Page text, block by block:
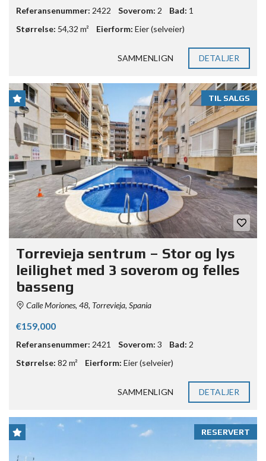
Referansenummer: 2422 Soverom: 2 Bad: 1
Størrelse: 54,32 m² Eierform: Eier (selveier)
SAMMENLIGN DETALJER
TIL SALGS
Torrevieja sentrum – Stor og lys
leilighet med 3 soverom og felles
basseng
Calle Moriones, 48, Torrevieja, Spania
€159,000
Referansenummer: 2421 Soverom: 3 Bad: 2
Størrelse: 82 m² Eierform: Eier (selveier)
SAMMENLIGN DETALJER
RESERVERT